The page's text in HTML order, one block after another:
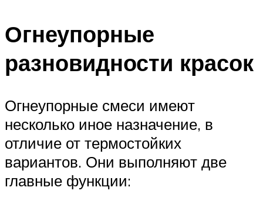
Меню
Огнеупорные
разновидности красок
Огнеупорные смеси имеют
несколько иное назначение, в
отличие от термостойких
вариантов. Они выполняют две
главные функции: